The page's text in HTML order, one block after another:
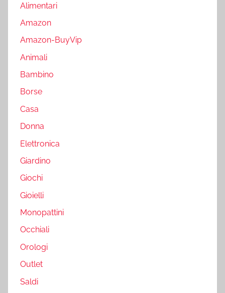
Alimentari
Amazon
Amazon-BuyVip
Animali
Bambino
Borse
Casa
Donna
Elettronica
Giardino
Giochi
Gioielli
Monopattini
Occhiali
Orologi
Outlet
Saldi